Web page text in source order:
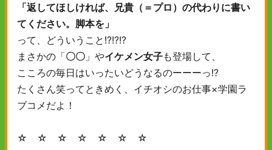
「返してほしければ、兄貴（＝プロ）の代わりに書い
てください。脚本を」
って、どういうこと!?!?!?
まさかの「〇〇 」やイケメン女子も登場して、
こころの毎日はいったいどうなるのーーーっ!?
たくさん笑ってときめく、イチオシのお仕事×学園ラ
ブコメだよ！
☆ ☆ ☆ ☆ ☆ ☆ ☆